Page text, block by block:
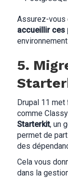
Assurez-vous
accueillir ces
5.
Drupal 11
comme
Starterkit, un
permet de
des
Cela vous
dans la